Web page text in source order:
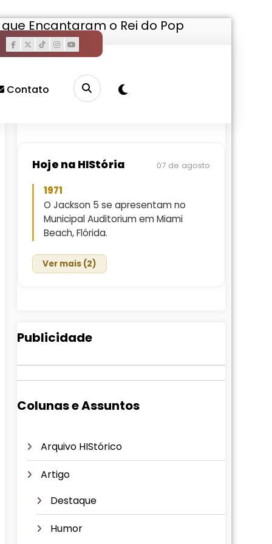
Contato
Encantaram o Rei do Pop
Hoje na HIStória 07 de agosto
1971
O Jackson 5 se apresentam no
Municipal Auditorium em Miami
Beach, Flórida.
Ver mais (2)
Publicidade
Colunas e Assuntos
Arquivo HIStórico
Artigo
Destaque
Humor